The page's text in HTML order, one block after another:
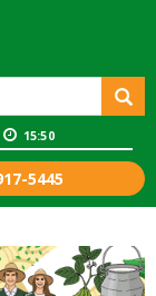
15:50
5445